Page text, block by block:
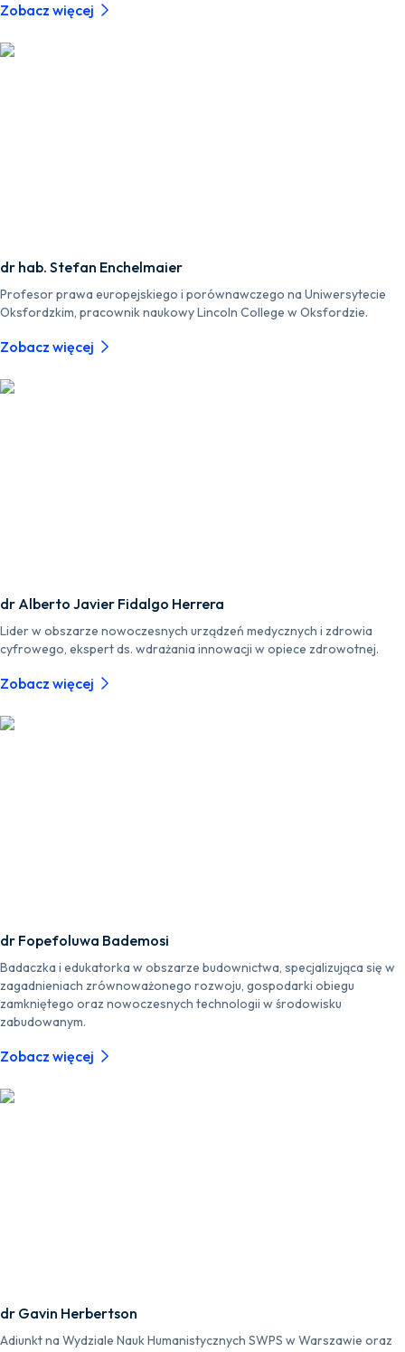
Zobacz więcej
dr hab. Stefan Enchelmaier
Profesor prawa europejskiego i porównawczego na Uniwersytecie
Oksfordzkim, pracownik naukowy Lincoln College w Oksfordzie.
Zobacz więcej
dr Alberto Javier Fidalgo Herrera
Lider w obszarze nowoczesnych urządzeń medycznych i zdrowia
cyfrowego, ekspert ds. wdrażania innowacji w opiece zdrowotnej.
Zobacz więcej
dr Fopefoluwa Bademosi
Badaczka i edukatorka w obszarze budownictwa, specjalizująca się w
zagadnieniach zrównoważonego rozwoju, gospodarki obiegu
zamkniętego oraz nowoczesnych technologii w środowisku
zabudowanym.
Zobacz więcej
dr Gavin Herbertson
Adiunkt na Wydziale Nauk Humanistycznych SWPS w Warszawie oraz